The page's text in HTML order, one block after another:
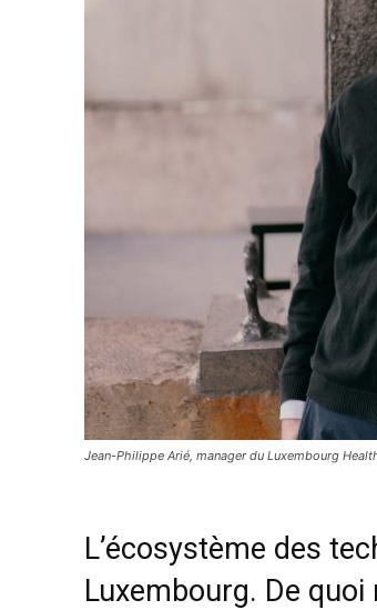
Jean-Philippe Arié, manager du Luxembourg
L’écosystème des
Luxembourg. De